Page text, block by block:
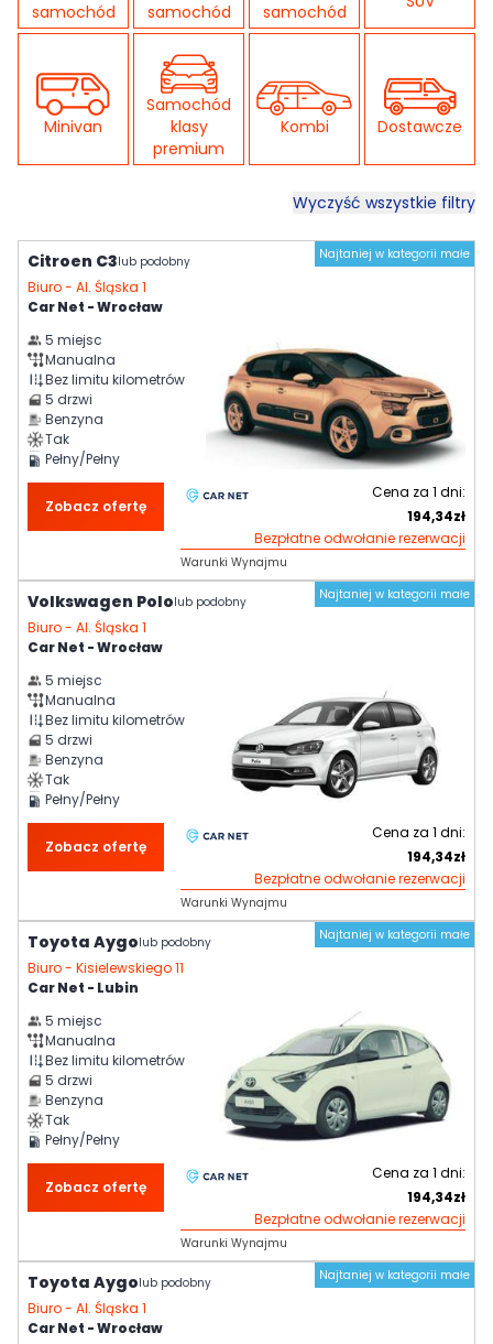
samochód
samochód
samochód
Minivan
Samochód
klasy
premium
Kombi Dostawcze
Wyczyść wszystkie filtry
Najtaniej w kategorii małe
Citroen C3lub podobny
Biuro - Al. Śląska 1
Car Net - Wrocław
5 miejsc
Manualna
Bez limitu kilometrów
5 drzwi
Benzyna
Tak
Pełny/Pełny
Zobacz ofertę
Cena za 1 dni:
194,34zł
Bezpłatne odwołanie rezerwacji
Warunki Wynajmu
Najtaniej w kategorii małe
Volkswagen Pololub podobny
Biuro - Al. Śląska 1
Car Net - Wrocław
5 miejsc
Manualna
Bez limitu kilometrów
5 drzwi
Benzyna
Tak
Pełny/Pełny
Zobacz ofertę
Cena za 1 dni:
194,34zł
Bezpłatne odwołanie rezerwacji
Warunki Wynajmu
Najtaniej w kategorii małe
Toyota Aygolub podobny
Biuro - Kisielewskiego 11
Car Net - Lubin
5 miejsc
Manualna
Bez limitu kilometrów
5 drzwi
Benzyna
Tak
Pełny/Pełny
Zobacz ofertę
Cena za 1 dni:
194,34zł
Bezpłatne odwołanie rezerwacji
Warunki Wynajmu
Najtaniej w kategorii małe
Toyota Aygolub podobny
Biuro - Al. Śląska 1
Car Net - Wrocław